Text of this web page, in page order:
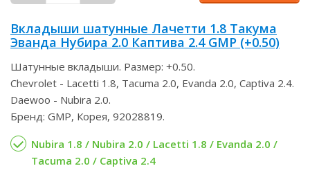
Вкладыши шатунные Лачетти 1.8 Такума
Эванда Нубира 2.0 Каптива 2.4 GMP (+0.50)
Шатунные вкладыши. Размер: +0.50.
Chevrolet - Lacetti 1.8, Tacuma 2.0, Evanda 2.0, Captiva 2.4.
Daewoo - Nubira 2.0.
Бренд: GMP, Корея, 92028819.
Nubira 1.8 / Nubira 2.0 / Lacetti 1.8 / Evanda 2.0 /
Tacuma 2.0 / Captiva 2.4